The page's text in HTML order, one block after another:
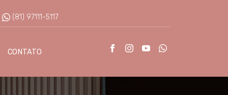
(81) 97111-5117
CONTATO